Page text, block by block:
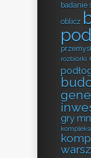
badanie
oblicz
rozbiórki
gry